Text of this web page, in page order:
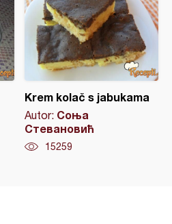
Krem kolač s jabukama
Autor: Соња
Стевановић
15259